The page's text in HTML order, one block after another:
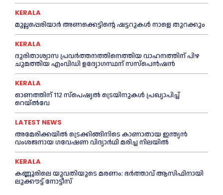
KERALA
മുല്ലപ്പെരിയാര്‍ അണക്കെട്ടിന്റെ ഷട്ടറുകള്‍ നാളെ തുറക്കും
KERALA
ദുരിതാശ്വാസ പ്രവര്‍ത്തനത്തിനെത്തിയ വാഹനത്തിന് പിഴ
ചുമത്തിയ എംവിഡി ഉദ്യോഗസ്ഥന് സസ്പെൻഷൻ
KERALA
ഓണത്തിന് 112 സ്പെഷ്യല്‍ ട്രെയിനുകള്‍ പ്രഖ്യാപിച്ച്‌
റെയ്ല്‍വേ
LATEST NEWS
അമേരിക്കയില്‍ ട്രെക്കിങ്ങിനിടെ കാണാതായ ഇന്ത്യൻ
വംശജനായ ഗവേഷണ വിദ്യാര്‍ഥി മരിച്ച നിലയില്‍
KERALA
കണ്ണൂരിലെ യുവതിയുടെ മരണം: ഭര്‍ത്താവ് ആസിഫിനായി
ലുക്കൗട്ട് നോട്ടീസ്